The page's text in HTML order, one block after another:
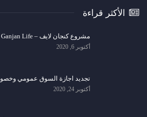
الأكثر قراءة
مشروع كنجان لايف – Ganjan Life
أكتوبر 6, 2020
تجديد اجازة السوق عمومي
أكتوبر 24, 2020